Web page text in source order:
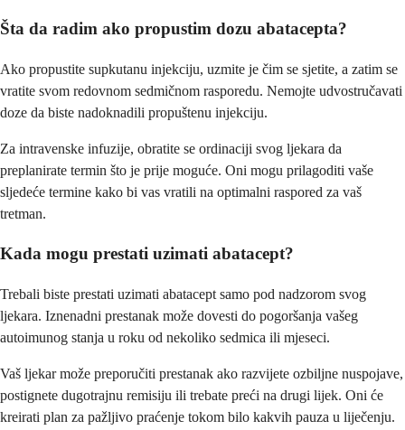
Šta da radim ako propustim dozu abatacepta?
Ako propustite supkutanu injekciju, uzmite je čim se sjetite, a zatim se
vratite svom redovnom sedmičnom rasporedu. Nemojte udvostručavati
doze da biste nadoknadili propuštenu injekciju.
Za intravenske infuzije, obratite se ordinaciji svog ljekara da
preplanirate termin što je prije moguće. Oni mogu prilagoditi vaše
sljedeće termine kako bi vas vratili na optimalni raspored za vaš
tretman.
Kada mogu prestati uzimati abatacept?
Trebali biste prestati uzimati abatacept samo pod nadzorom svog
ljekara. Iznenadni prestanak može dovesti do pogoršanja vašeg
autoimunog stanja u roku od nekoliko sedmica ili mjeseci.
Vaš ljekar može preporučiti prestanak ako razvijete ozbiljne nuspojave,
postignete dugotrajnu remisiju ili trebate preći na drugi lijek. Oni će
kreirati plan za pažljivo praćenje tokom bilo kakvih pauza u liječenju.